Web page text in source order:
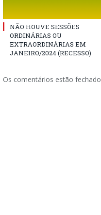
NÃO HOUVE SESSÕES
ORDINÁRIAS OU
EXTRAORDINÁRIAS EM
JANEIRO/2024 (RECESSO)
Os comentários estão